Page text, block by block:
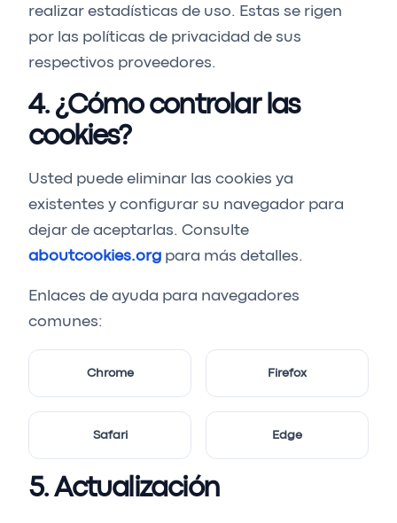
realizar estadísticas de uso. Estas se rigen
por las políticas de privacidad de sus
respectivos proveedores.
4. ¿Cómo controlar las
cookies?
Usted puede eliminar las cookies ya
existentes y configurar su navegador para
dejar de aceptarlas. Consulte
aboutcookies.org para más detalles.
Enlaces de ayuda para navegadores
comunes:
Chrome Firefox
Safari Edge
5. Actualización